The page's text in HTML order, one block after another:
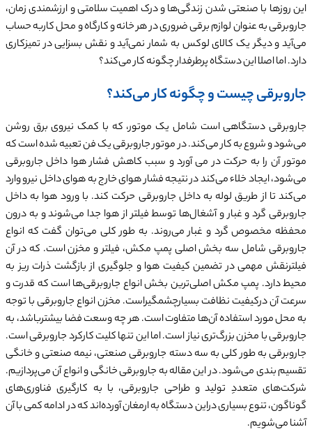
این روزها با صنعتی شدن زندگی‌ها و درک اهمیت سلامتی و ارزشمندی زمان،
جاروبرقی به عنوان لوازم برقی ضروری در هر خانه و کارگاه و محل کاربه حساب
می‌آید و دیگر یک کالای لوکس به شمار نمی‌آید و نقش بسزایی در تمیزکاری
دارد. اما اصلا این دستگاه پرطرفدار چگونه کار می‌کند؟
جاروبرقی چیست و چگونه کار می‌کند؟
جاروبرقی دستگاهی است شامل یک موتور، که با کمک نیروی برق روشن
می‌شود و شروع به کار می‌کند. در موتور جاروبرقی یک فن تعبیه شده است که
موتور آن را به حرکت در می آورد و سبب کاهش فشار هوا داخل جاروبرقی
می‌شود، ایجاد خلاء می‌کند در نتیجه فشار هوای خارج به هوای داخل نیرو وارد
می‌کند تا از طریق لوله به داخل جاروبرقی حرکت کند. با ورود هوا به داخل
جاروبرقی گرد و غبار و آشغال‌ها توسط فیلتر از هوا جدا می‌شوند و به درون
محفظه مخصوص گرد و غبار می‌روند. به طور کلی می‌توان گفت که انواع
جاروبرقی شامل سه بخش اصلی پمپ مکش، فیلتر و مخزن است. که در آن
فیلترنقش مهمی در تضمین کیفیت هوا و جلوگیری از بازگشت ذرات ریز به
محیط دارد. پمپ مکش اصلی‌ترین بخش انواع جاروبرقی‌ها است که قدرت و
سرعت آن درکیفیت نظافت بسیارچشمگیراست. مخزن انواع جاروبرقی با توجه
به محل مورد استفاده آن‌ها متفاوت است. هر چه وسعت فضا بیشترباشد، به
جاروبرقی با مخزن بزرگ‌تری نیاز است. اما این تنها کلیت کارکرد جاروبرقی است.
جاروبرقی به طور کلی به سه دسته جاروبرقی صنعتی، نیمه صنعتی و خانگی
تقسیم بندی می‌شود. در این مقاله به جاروبرقی خانگی و انواع آن می‌پردازیم.
شرکت‌های متعددِ تولید و طراحی جاروبرقی، با به کارگیری فناوری‌های
گوناگون، تنوع بسیاری دراین دستگاه به ارمغان آورده‌اند که در ادامه کمی با آن
آشنا می‌شویم.